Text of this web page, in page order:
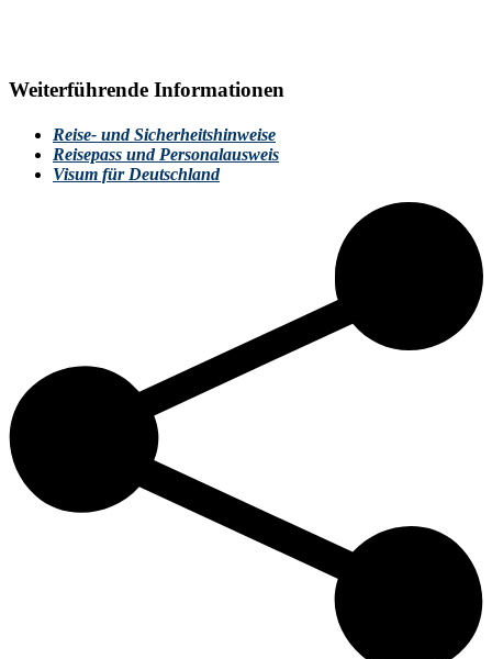
Weiterführende Informationen
Reise- und Sicherheitshinweise
Reisepass und Personalausweis
Visum für Deutschland